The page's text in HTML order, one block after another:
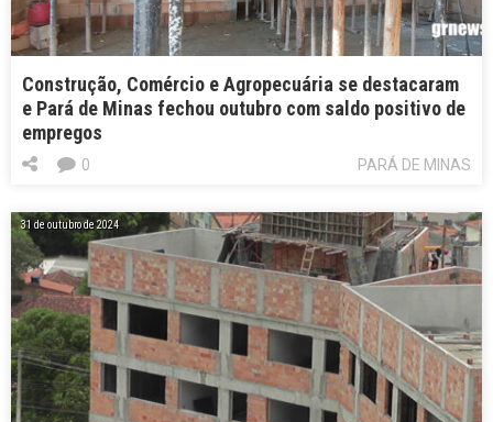
Construção, Comércio e Agropecuária se destacaram
e Pará de Minas fechou outubro com saldo positivo de
empregos
PARÁ DE MINAS
0
31 de outubro de 2024